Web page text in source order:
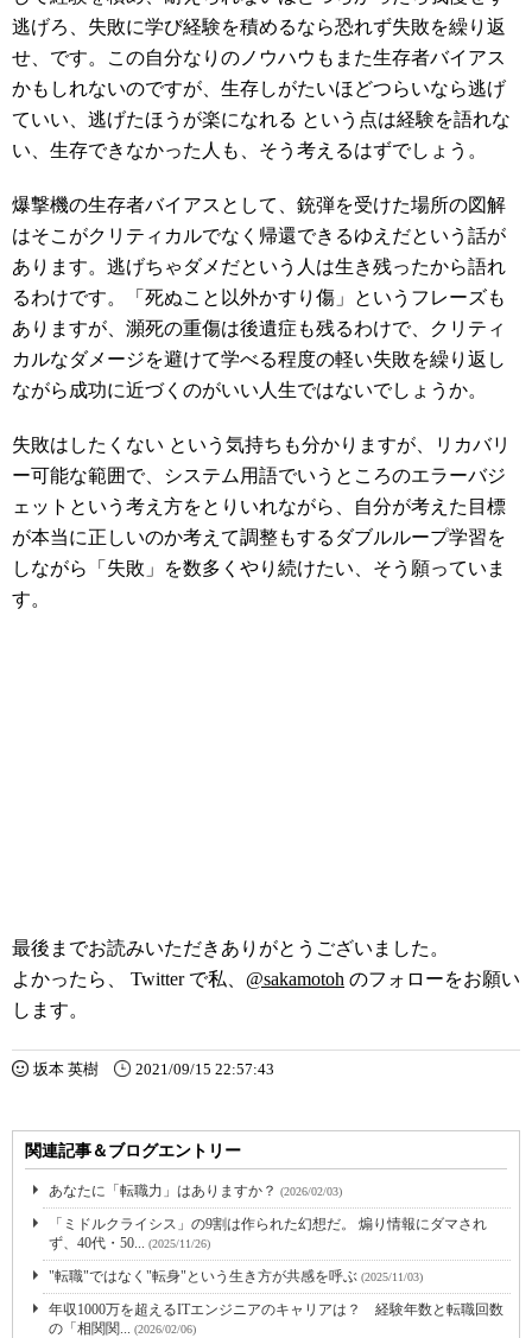
逃げろ、失敗に学び経験を積めるなら恐れず失敗を繰り返
せ、です。この自分なりのノウハウもまた生存者バイアス
かもしれないのですが、生存しがたいほどつらいなら逃げ
ていい、逃げたほうが楽になれる という点は経験を語れな
い、生存できなかった人も、そう考えるはずでしょう。
爆撃機の生存者バイアスとして、銃弾を受けた場所の図解
はそこがクリティカルでなく帰還できるゆえだという話が
あります。逃げちゃダメだという人は生き残ったから語れ
るわけです。「死ぬこと以外かすり傷」というフレーズも
ありますが、瀕死の重傷は後遺症も残るわけで、クリティ
カルなダメージを避けて学べる程度の軽い失敗を繰り返し
ながら成功に近づくのがいい人生ではないでしょうか。
失敗はしたくない という気持ちも分かりますが、リカバリ
ー可能な範囲で、システム用語でいうところのエラーバジ
ェットという考え方をとりいれながら、自分が考えた目標
が本当に正しいのか考えて調整もするダブルループ学習を
しながら「失敗」を数多くやり続けたい、そう願っていま
す。
最後までお読みいただきありがとうございました。
よかったら、 Twitter で私、 @sakamotoh のフォローをお願い
します。
坂本 英樹 2021/09/15 22:57:43
関連記事＆ブログエントリー
あなたに「転職力」はありますか？ (2026/02/03)
「ミドルクライシス」の9割は作られた幻想だ。 煽り情報にダマされ
ず、40代・50... (2025/11/26)
"転職"ではなく"転身"という生き方が共感を呼ぶ (2025/11/03)
年収1000万を超えるITエンジニアのキャリアは？ 経験年数と転職回数
の「相関関... (2026/02/06)